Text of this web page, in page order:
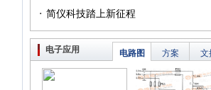
· 简仪科技踏上新征程
电子应用 文
方案
电路图